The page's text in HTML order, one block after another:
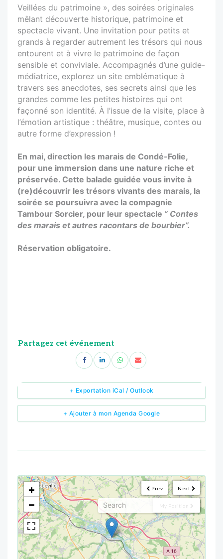
Veillées du patrimoine », des soirées originales
mêlant découverte historique, patrimoine et
spectacle vivant. Une invitation pour petits et
grands à regarder autrement les trésors qui nous
entourent et à vivre le patrimoine de façon
sensible et conviviale. Accompagnés d’une guide-
médiatrice, explorez un site emblématique à
travers ses anecdotes, ses secrets ainsi que les
grandes comme les petites histoires qui ont
façonné son identité. À l’issue de la visite, place à
l’émotion artistique : théâtre, musique, contes ou
autre forme d’expression !
En mai, direction les marais de Condé-Folie,
pour une immersion dans une nature riche et
préservée. Cette balade guidée vous invite à
(re)découvrir les trésors vivants des marais, la
soirée se poursuivra avec la compagnie
Tambour Sorcier, pour leur spectacle ” Contes
des marais et autres racontars de bourbier”.
Réservation obligatoire.
Partagez cet événement
+ Ajouter à mon Agenda Google
+ Exportation iCal / Outlook
Next
Prev
My Position
<!---->
+
−